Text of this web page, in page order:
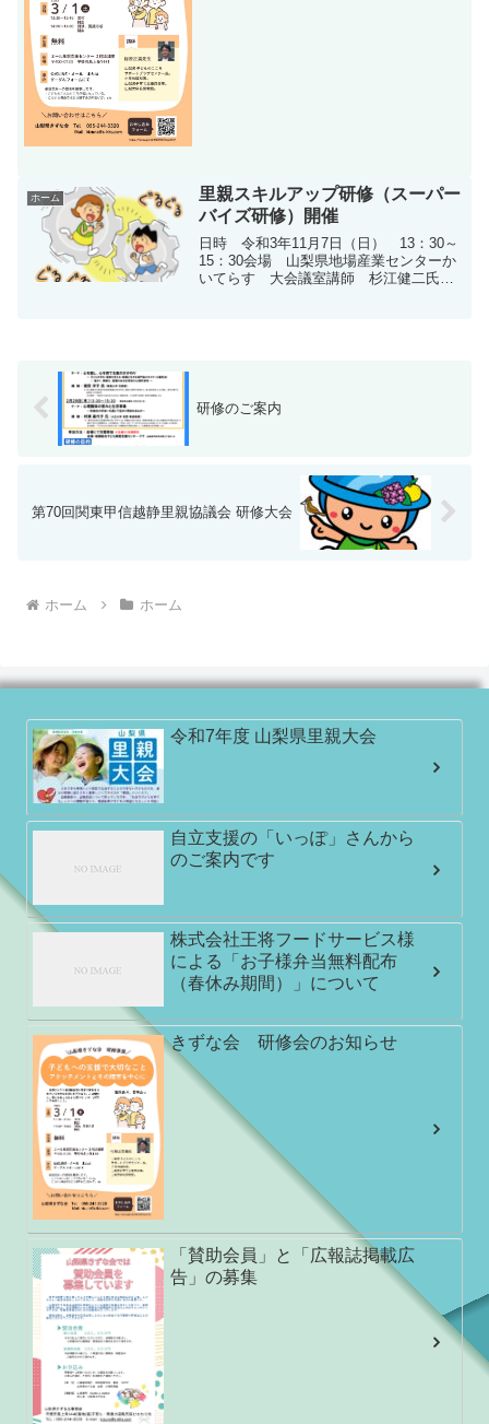
ホーム
里親スキルアップ研修（スーパー
バイズ研修）開催
日時 令和3年11月7日（日） 13：30～
15：30会場 山梨県地場産業センターか
いてらす 大会議室講師 杉江健二氏
研修のご案内
第70回関東甲信越静里親協議会 研修大会
ホーム ホーム
令和7年度 山梨県里親大会
自立支援の「いっぽ」さんから
のご案内です
株式会社王将フードサービス様
による「お子様弁当無料配布
（春休み期間）」について
きずな会 研修会のお知らせ
「賛助会員」と「広報誌掲載広
告」の募集